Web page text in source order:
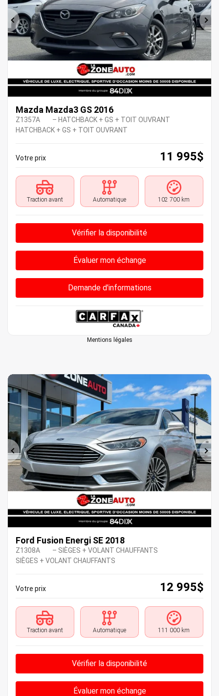
Précédent
Mazda Mazda3 GS 2016
Z1357A
– HATCHBACK + GS + TOIT OUVRANT
HATCHBACK + GS + TOIT OUVRANT
Votre prix 11 995$
Traction avant Automatique 102 700 km
Vérifier la disponibilité
Évaluer mon échange
Demande d'informations
Mentions légales
Précédent
Ford Fusion Energi SE 2018
Z1308A
– SIÈGES + VOLANT CHAUFFANTS
SIÈGES + VOLANT CHAUFFANTS
Votre prix 12 995$
Traction avant Automatique 111 000 km
Vérifier la disponibilité
Évaluer mon échange